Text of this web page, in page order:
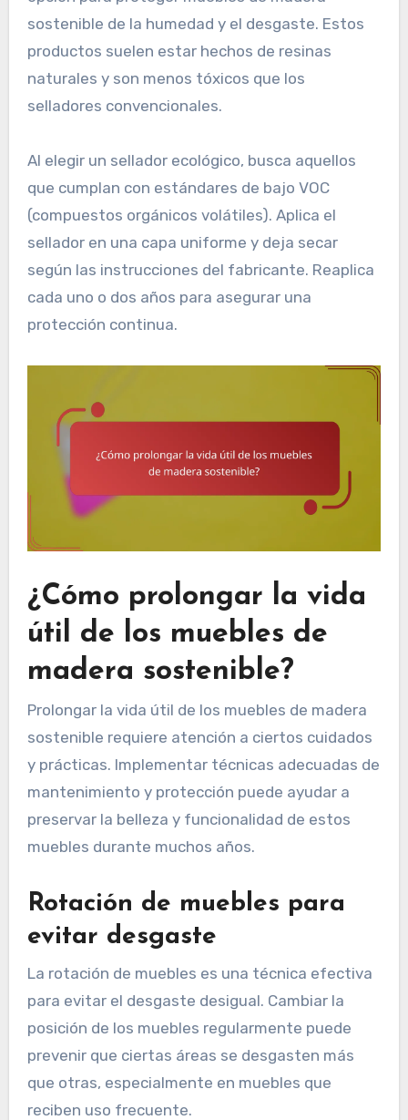
sostenible de la humedad y el desgaste. Estos
productos suelen estar hechos de resinas
naturales y son menos tóxicos que los
selladores convencionales.
Al elegir un sellador ecológico, busca aquellos
que cumplan con estándares de bajo VOC
(compuestos orgánicos volátiles). Aplica el
sellador en una capa uniforme y deja secar
según las instrucciones del fabricante. Reaplica
cada uno o dos años para asegurar una
protección continua.
¿Cómo prolongar la vida
útil de los muebles de
madera sostenible?
Prolongar la vida útil de los muebles de madera
sostenible requiere atención a ciertos cuidados
y prácticas. Implementar técnicas adecuadas de
mantenimiento y protección puede ayudar a
preservar la belleza y funcionalidad de estos
muebles durante muchos años.
Rotación de muebles para
evitar desgaste
La rotación de muebles es una técnica efectiva
para evitar el desgaste desigual. Cambiar la
posición de los muebles regularmente puede
prevenir que ciertas áreas se desgasten más
que otras, especialmente en muebles que
reciben uso frecuente.